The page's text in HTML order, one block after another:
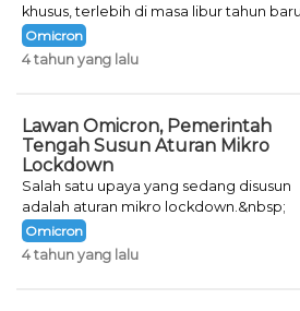
khusus, terlebih di masa libur tahun baru
seperti saat ini.
Omicron
4 tahun yang lalu
Lawan Omicron, Pemerintah
Tengah Susun Aturan Mikro
Lockdown
Salah satu upaya yang sedang disusun
adalah aturan mikro lockdown.&nbsp;
Omicron
4 tahun yang lalu